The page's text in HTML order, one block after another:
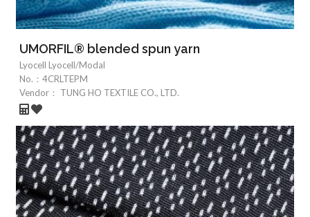
UMORFIL® blended spun yarn
Lyocell Lyocell/Modal
No.： 4CRLTEPM
Vendor：
TUNG HO TEXTILE CO., LTD.